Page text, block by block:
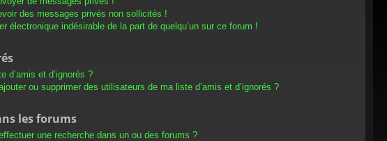
des messages privés non sollicités !
électronique indésirable de la part de quelqu’un sur ce forum !
d’amis et d’ignorés ?
ou supprimer des utilisateurs de ma liste d’amis et d’ignorés ?
les forums
une recherche dans un ou des forums ?